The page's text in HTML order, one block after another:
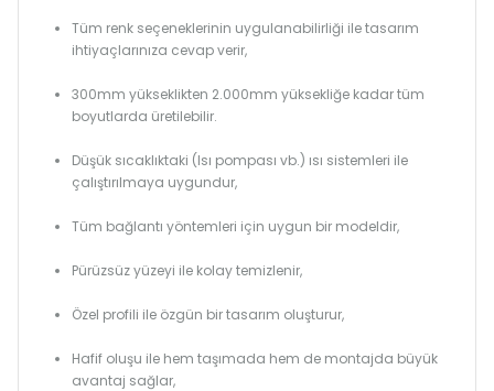
Tüm renk seçeneklerinin uygulanabilirliği ile tasarım
ihtiyaçlarınıza cevap verir,
300mm yükseklikten 2.000mm yüksekliğe kadar tüm
boyutlarda üretilebilir.
Düşük sıcaklıktaki (Isı pompası vb.) ısı sistemleri ile
çalıştırılmaya uygundur,
Tüm bağlantı yöntemleri için uygun bir modeldir,
Pürüzsüz yüzeyi ile kolay temizlenir,
Özel profili ile özgün bir tasarım oluşturur,
Hafif oluşu ile hem taşımada hem de montajda büyük
avantaj sağlar,